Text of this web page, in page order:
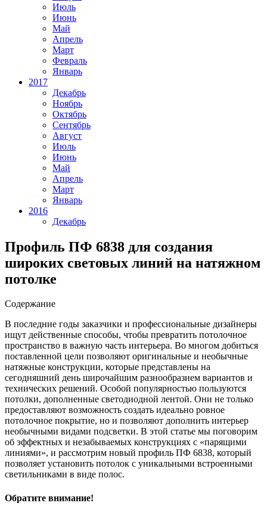
Июль
Июнь
Май
Апрель
Март
Февраль
Январь
2017
Декабрь
Ноябрь
Октябрь
Сентябрь
Август
Июль
Июнь
Май
Апрель
Март
Январь
2016
Декабрь
Профиль ПФ 6838 для создания
широких световых линий на натяжном
потолке
Содержание
В последние годы заказчики и профессиональные дизайнеры
ищут действенные способы, чтобы превратить потолочное
пространство в важную часть интерьера. Во многом добиться
поставленной цели позволяют оригинальные и необычные
натяжные конструкции, которые представлены на
сегодняшний день широчайшим разнообразием вариантов и
технических решений. Особой популярностью пользуются
потолки, дополненные светодиодной лентой. Они не только
предоставляют возможность создать идеально ровное
потолочное покрытие, но и позволяют дополнить интерьер
необычными видами подсветки. В этой статье мы поговорим
об эффектных и незабываемых конструкциях с «парящими
линиями», и рассмотрим новый профиль ПФ 6838, который
позволяет установить потолок с уникальными встроенными
светильниками в виде полос.
Обратите внимание!